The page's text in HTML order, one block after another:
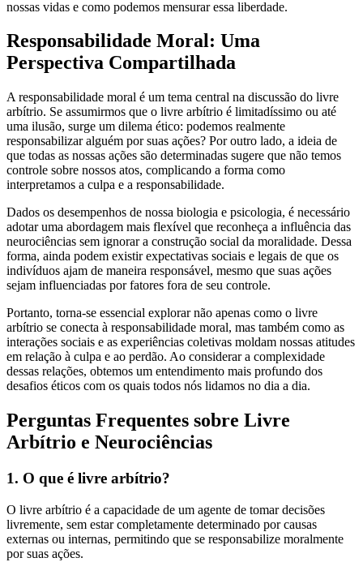
nossas vidas e como podemos mensurar essa liberdade.
Responsabilidade Moral: Uma
Perspectiva Compartilhada
A responsabilidade moral é um tema central na discussão do livre
arbítrio. Se assumirmos que o livre arbítrio é limitadíssimo ou até
uma ilusão, surge um dilema ético: podemos realmente
responsabilizar alguém por suas ações? Por outro lado, a ideia de
que todas as nossas ações são determinadas sugere que não temos
controle sobre nossos atos, complicando a forma como
interpretamos a culpa e a responsabilidade.
Dados os desempenhos de nossa biologia e psicologia, é necessário
adotar uma abordagem mais flexível que reconheça a influência das
neurociências sem ignorar a construção social da moralidade. Dessa
forma, ainda podem existir expectativas sociais e legais de que os
indivíduos ajam de maneira responsável, mesmo que suas ações
sejam influenciadas por fatores fora de seu controle.
Portanto, torna-se essencial explorar não apenas como o livre
arbítrio se conecta à responsabilidade moral, mas também como as
interações sociais e as experiências coletivas moldam nossas atitudes
em relação à culpa e ao perdão. Ao considerar a complexidade
dessas relações, obtemos um entendimento mais profundo dos
desafios éticos com os quais todos nós lidamos no dia a dia.
Perguntas Frequentes sobre Livre
Arbítrio e Neurociências
1. O que é livre arbítrio?
O livre arbítrio é a capacidade de um agente de tomar decisões
livremente, sem estar completamente determinado por causas
externas ou internas, permitindo que se responsabilize moralmente
por suas ações.